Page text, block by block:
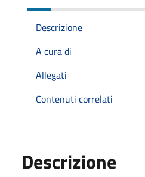
Descrizione
A cura di
Allegati
Contenuti correlati
Descrizione